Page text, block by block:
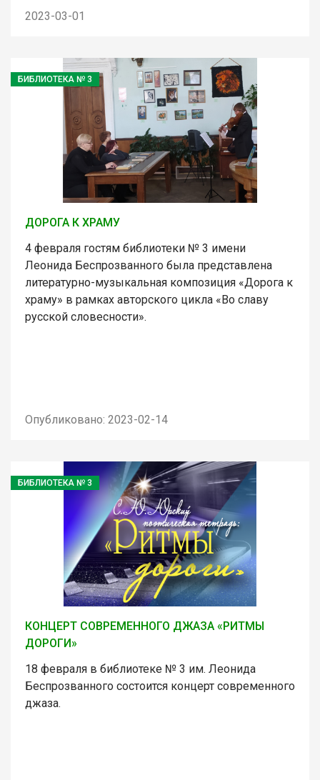
2023-03-01
БИБЛИОТЕКА № 3
ДОРОГА К ХРАМУ
4 февраля гостям библиотеки № 3 имени
Леонида Беспрозванного была представлена
литературно-музыкальная композиция «Дорога к
храму» в рамках авторского цикла «Во славу
русской словесности».
Опубликовано: 2023-02-14
БИБЛИОТЕКА № 3
КОНЦЕРТ СОВРЕМЕННОГО ДЖАЗА «РИТМЫ
ДОРОГИ»
18 февраля в библиотеке № 3 им. Леонида
Беспрозванного состоится концерт современного
джаза.